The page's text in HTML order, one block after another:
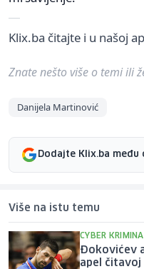
Klix.ba čitajte i u našoj
Znate nešto više o temi ili
Danijela Martinović
Dodajte Klix.ba među
Više na istu temu
CYBER
Đokovićev
apel čitavoj